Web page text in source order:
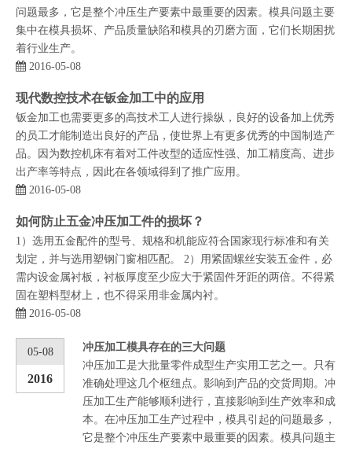
问题最多，它是整个冲压生产要素中最重要的因素。模具问题主要
集中在模具损坏、产品质量缺陷和模具的刃磨方面，它们长期困扰
着行业生产。
2016-05-08
现代数控技术在钣金加工中的应用
钣金加工也需要更多的高技术工人进行操纵，良好的设备加上优秀
的员工才能制造出良好的产品，使世界上有更多优秀的中国制造产
品。因为数控机床有着对工件改型的适应性强、加工精度高、进步
出产率等特点，因此在各领域得到了推广应用。
2016-05-08
如何防止五金冲压加工件的损坏？
1）选用五金配件的型号、规格和机能应符合国家现行标准和有关
划定，并与选用塑钢门窗相匹配。 2）用紧固螺丝安装五金件，必
需内设金属衬板，衬板厚度至少应大于紧固件牙距的两倍。不得紧
固在塑料型材上，也不得采用非金属内衬。
2016-05-08
05-08
2016
冲压加工模具存在的三大问题
冲压加工是大批量零件成型生产实用工艺之一。只有
准确处理这几个枢纽点。影响到产品的交货周期。冲
压加工生产能够顺利进行，直接影响到生产效率和成
本。在冲压加工生产过程中，模具引起的问题最多，
它是整个冲压生产要素中最重要的因素。模具问题主